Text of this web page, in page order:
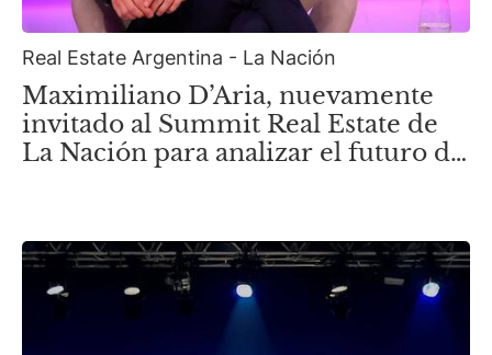
Real Estate Argentina - La Nación
Maximiliano D’Aria, nuevamente
invitado al Summit Real Estate de
La Nación para analizar el futuro de